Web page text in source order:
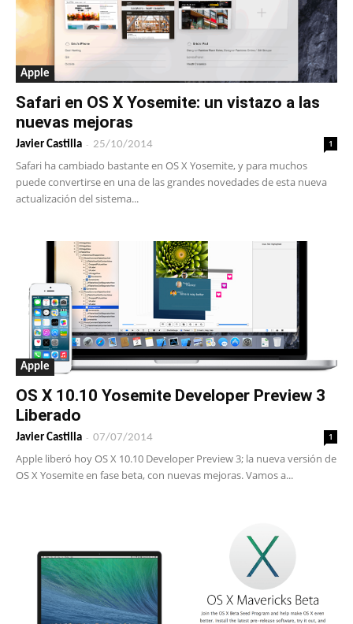
Apple
Safari en OS X Yosemite: un vistazo a las
nuevas mejoras
Javier Castilla - 25/10/2014 1
Safari ha cambiado bastante en OS X Yosemite, y para muchos
puede convertirse en una de las grandes novedades de esta nueva
actualización del sistema...
Apple
OS X 10.10 Yosemite Developer Preview 3
Liberado
Javier Castilla - 07/07/2014 1
Apple liberó hoy OS X 10.10 Developer Preview 3; la nueva versión de
OS X Yosemite en fase beta, con nuevas mejoras. Vamos a...